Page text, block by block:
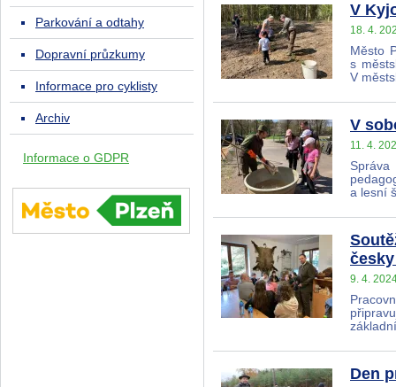
V
18. 4.
Město
s
V
V
11. 4.
a lesní
9. 4.
Den
Parkování a odtahy
Dopravní průzkumy
Informace pro cyklisty
Archiv
Informace o GDPR